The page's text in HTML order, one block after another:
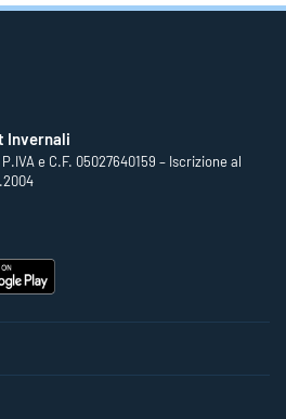
Invernali
e C.F. 05027640159 – Iscrizione al